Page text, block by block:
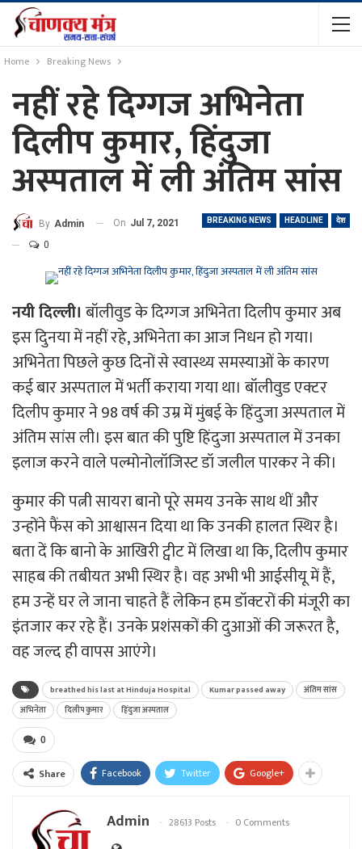
Home Breaking News
नहीं रहे दिग्गज अभिनेता
दिलीप कुमार, हिंदुजा
अस्पताल में ली अंतिम सांस
BREAKING NEWS HEADLINE देश
By Admin On Jul 7, 2021
0
नयी दिल्ली। बॉलीवुड के दिग्गज अभिनेता दिलीप कुमार अब
इस दुिनया में नहीं रहे, अभिनेता का आज निधन हो गया।
अभिनेता पिछले कुछ दिनों से स्वास्थ्य समस्याओं के कारण
कई बार अस्पताल में भर्ती कराया गया था। बॉलीवुड एक्टर
दिलीप कुमार ने 98 वर्ष की उम्र में मुंबई के हिंदुजा अस्पताल में
अंतिम सांस ली। इस बात की पुष्टि हिंदुजा अस्पताल में उनका
इलाज करने वाले पल्मोनोलॉजिस्ट डॉ जलील पारकर ने की।
कुमार की पत्नी सायरा बानो पूरे समय उनके साथ थीं और
उन्होंने फैंस को आश्वासन दिया था कि उनकी हालत स्थिर है।
बता दें कि बानो के आखिरी ट्वीट में लिखा था कि, दिलीप कुमार
साहब की तबीयत अभी स्थिर है। वह अभी भी आईसीयू में हैं,
हम उन्हें घर ले जाना चाहते हैं लेकिन हम डॉक्टरों की मंजूरी का
इंतजार कर रहे हैं। उनके प्रशंसकों की दुआओं की जरूरत है,
वह जल्द ही वापस आएंगे।
breathed his last at Hinduja Hospital Kumar passed away
अंतिम सांस
अभिनेता
दिलीप कुमार हिंदुजा अस्पताल
0
Share Facebook Twitter Google+
Admin 28613 Posts 0 Comments